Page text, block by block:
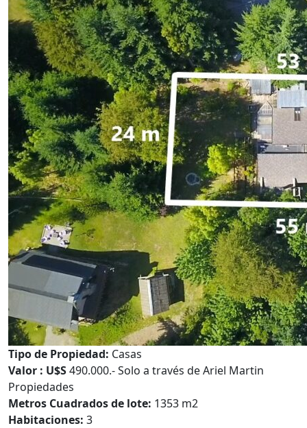
Tipo de Propiedad: Casas
Valor : U$S490.000.- Solo a través de Ariel Martin
Propiedades
Metros Cuadrados de lote: 1353 m2
Habitaciones: 3